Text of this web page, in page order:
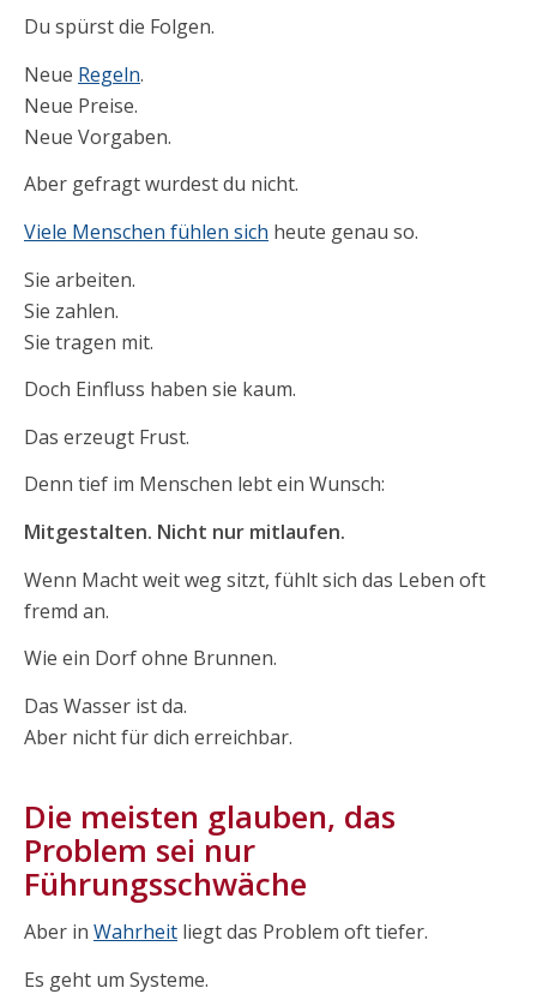
Du spürst die Folgen.
Neue Regeln.
Neue Preise.
Neue Vorgaben.
Aber gefragt wurdest du nicht.
Viele Menschen fühlen sich heute genau so.
Sie arbeiten.
Sie zahlen.
Sie tragen mit.
Doch Einfluss haben sie kaum.
Das erzeugt Frust.
Denn tief im Menschen lebt ein Wunsch:
Mitgestalten. Nicht nur mitlaufen.
Wenn Macht weit weg sitzt, fühlt sich das Leben oft
fremd an.
Wie ein Dorf ohne Brunnen.
Das Wasser ist da.
Aber nicht für dich erreichbar.
Die meisten glauben, das
Problem sei nur
Führungsschwäche
Aber in Wahrheit liegt das Problem oft tiefer.
Es geht um Systeme.